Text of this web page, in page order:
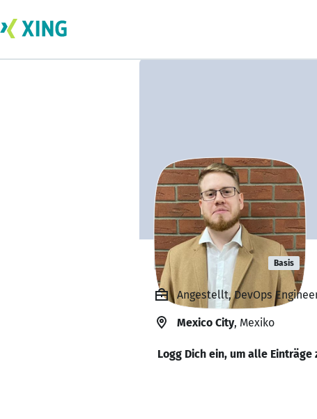
Pavel Konev Basis
Angestellt, DevOps
Mexico City, Mexiko
Logg Dich ein, um alle Einträge